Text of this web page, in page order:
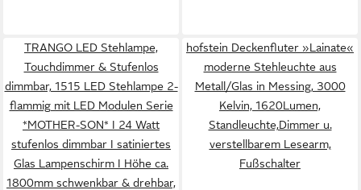
TRANGO LED Stehlampe,
Touchdimmer & Stufenlos
dimmbar, 1515 LED Stehlampe 2-
flammig mit LED Modulen Serie
*MOTHER-SON* I 24 Watt
stufenlos dimmbar I satiniertes
Glas Lampenschirm I Höhe ca.
1800mm schwenkbar & drehbar,
hofstein Deckenfluter »Lainate«
moderne Stehleuchte aus
Metall/Glas in Messing, 3000
Kelvin, 1620Lumen,
Standleuchte,Dimmer u.
verstellbarem Lesearm,
Fußschalter